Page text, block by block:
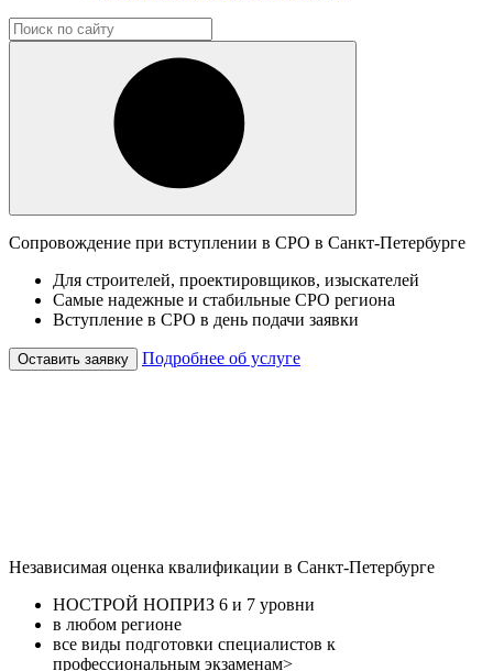
Сопровождение при вступлении в СРО в Санкт-Петербурге
Для строителей, проектировщиков, изыскателей
Самые надежные и стабильные СРО региона
Вступление в СРО в день подачи заявки
Оставить заявку Подробнее об услуге
Независимая оценка квалификации в Санкт-Петербурге
НОСТРОЙ НОПРИЗ 6 и 7 уровни
в любом регионе
все виды подготовки специалистов к
профессиональным экзаменам>